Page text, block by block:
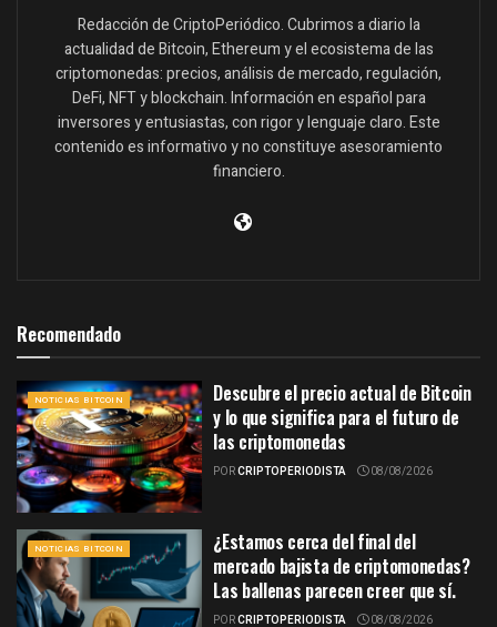
Redacción de CriptoPeriódico. Cubrimos a diario la
actualidad de Bitcoin, Ethereum y el ecosistema de las
criptomonedas: precios, análisis de mercado, regulación,
DeFi, NFT y blockchain. Información en español para
inversores y entusiastas, con rigor y lenguaje claro. Este
contenido es informativo y no constituye asesoramiento
financiero.
Recomendado
NOTICIAS BITCOIN
Descubre el precio actual de Bitcoin
y lo que significa para el futuro de
las criptomonedas
PORCRIPTOPERIODISTA 08/08/2026
NOTICIAS BITCOIN
¿Estamos cerca del final del
mercado bajista de criptomonedas?
Las ballenas parecen creer que sí.
PORCRIPTOPERIODISTA 08/08/2026